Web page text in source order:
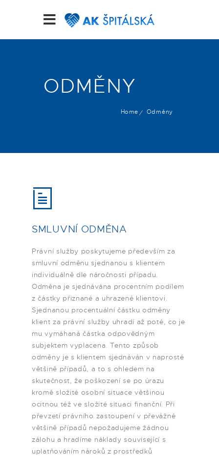
ODMĚNY
Home/ Odměny
SMLUVNÍ ODMĚNA
Právní služby poskytujeme především za
smluvní odměnu sjednanou s klientem
individuálně dle náročnosti případu.
Odměna je sjednávána procentním podílem
z částky přiznané a uhrazené klientovi.
Sjednanou procentuální částku odměny
klient za právní služby uhradí až poté, co je
mu vymáhaná částka odpovědným
subjektem vyplacena. Tento způsob
odměny je s klientem sjednáván v naprosté
většině případů, a to s ohledem na
skutečnost, že poškození se po úrazu
kromě složité osobní situace většinou
ocitnou též ve složité situaci finanční. Při
převzetí právního zastoupení v převážné
většině případů nepožadujeme žádnou
zálohu a hradíme náklady související s
uplatňováním nároků z prostředků